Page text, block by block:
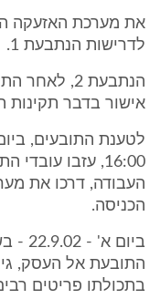
לדרישות הנתבעת 1.
הנתבעת 2,
אישור בדבר תקינות
16:00, עזבו
העבודה, דרכו את
הכניסה.
התובעת אל העסק,
בתכולתו פריטים